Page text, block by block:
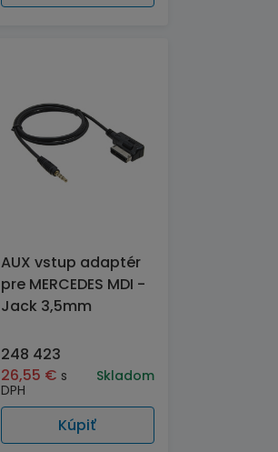
AUX vstup adaptér
pre MERCEDES MDI -
Jack 3,5mm
248 423
26,55 € s
DPH
Skladom
Kúpiť